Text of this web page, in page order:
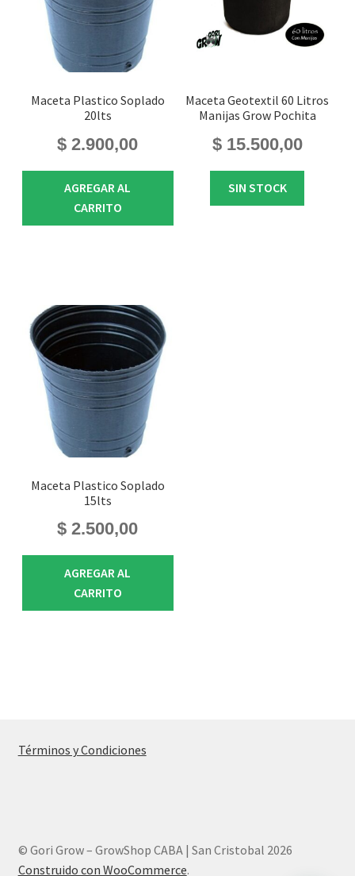
Maceta Plastico Soplado
20lts
$ 2.900,00
AGREGAR AL
CARRITO
Maceta Geotextil 60 Litros
Manijas Grow Pochita
$15.500,00
SIN STOCK
Maceta Plastico Soplado
15lts
$ 2.500,00
AGREGAR AL
CARRITO
Términos y Condiciones
© Gori Grow – GrowShop CABA | San Cristobal 2026
Construido con WooCommerce.